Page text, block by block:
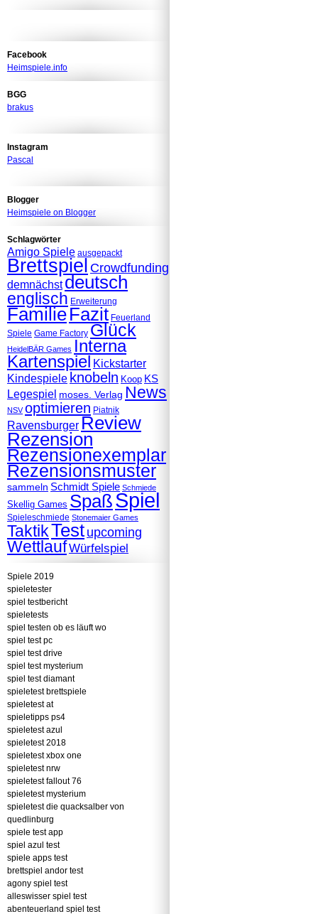
Facebook
Heimspiele.info
BGG
brakus
Instagram
Pascal
Blogger
Heimspiele on Blogger
Schlagwörter
Amigo Spiele ausgepackt
Brettspiel Crowdfunding
demnächst deutsch
englisch Erweiterung
FamilieFazit Feuerland
Spiele Game Factory Glück
HeidelBÄR Games Interna
Kartenspiel Kickstarter
Kindespiele knobeln Koop KS
Legespiel moses. Verlag News
NSV optimieren Piatnik
RavensburgerReview
Rezension
Rezensionexemplar
Rezensionsmuster
sammeln Schmidt Spiele Schmiede
Skellig Games SpaßSpiel
Spieleschmiede Stonemaier Games
TaktikTest upcoming
WettlaufWürfelspiel
Spiele 2019
spieletester
spiel testbericht
spieletests
spiel testen ob es läuft wo
spiel test pc
spiel test drive
spiel test mysterium
spiel test diamant
spieletest brettspiele
spieletest at
spieletipps ps4
spieletest azul
spieletest 2018
spieletest xbox one
spieletest nrw
spieletest fallout 76
spieletest mysterium
spieletest die quacksalber von
quedlinburg
spiele test app
spiel azul test
spiele apps test
brettspiel andor test
agony spiel test
alleswisser spiel test
abenteuerland spiel test